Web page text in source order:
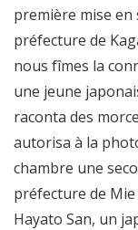
première mise en
préfecture de
nous fîmes la
une jeune
raconta des
autorisa à la
chambre une
préfecture de
Hayato San, un